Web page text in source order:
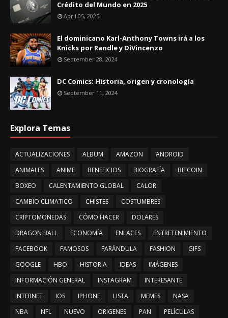
Crédito del Mundo en 2025
April 05, 2025
El dominicano Karl-Anthony Towns irá a los
Knicks por Randle y DiVincenzo
September 28, 2024
DC Comics: Historia, origen y cronología
September 11, 2024
Explora Temas
ACTUALIZACIONES ALBUM AMAZON
ANDROID
ANIMALES
ANIME BENEFICIOS BIOGRAFÍA
BITCOIN
BOXEO
CALENTAMIENTO GLOBAL
CALOR
CAMBIO CLIMATICO
CHISTES
COSTUMBRES
CRIPTOMONEDAS
CÓMO HACER
DOLARES
DRAGON BALL
ECONOMÍA ENLACES
ENTRETENIMIENTO
FACEBOOK
FAMOSOS FARÁNDULA FASHION
GIFS
GOOGLE
HBO HISTORIA IDEAS
IMÁGENES
INFORMACIÓN GENERAL
INSTAGRAM
INTERESANTE
INTERNET
IOS IPHONE LISTA MEMES
NASA
NBA
NFL NUEVO ORIGENES PAN PELÍCULAS